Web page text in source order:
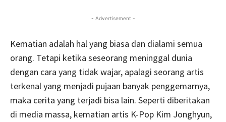
- Advertisement -
Kematian adalah hal yang biasa dan dialami semua
orang. Tetapi ketika seseorang meninggal dunia
dengan cara yang tidak wajar, apalagi seorang artis
terkenal yang menjadi pujaan banyak penggemarnya,
maka cerita yang terjadi bisa lain. Seperti diberitakan
di media massa, kematian artis K-Pop Kim Jonghyun,